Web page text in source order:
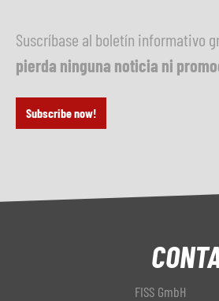
Suscríbase al boletín informativo
pierda ninguna noticia ni
Subscribe now!
FISS GmbH